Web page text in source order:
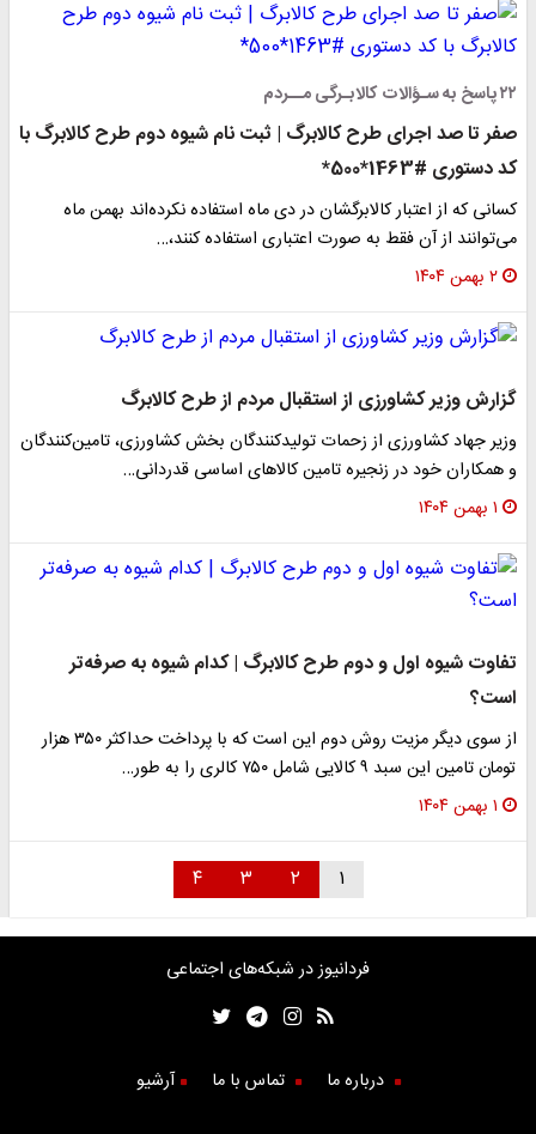
۲۲ پاسخ به سـؤالات کالابـرگی مــردم
صفر تا صد اجرای طرح کالابرگ | ثبت نام شیوه دوم طرح کالابرگ با
کد دستوری #1463*500*
کسانی که از اعتبار کالابرگشان در دی ماه استفاده نکرده‌اند بهمن ماه
می‌توانند از آن فقط به صورت اعتباری استفاده کنند،…
۲ بهمن ۱۴۰۴
گزارش وزیر کشاورزی از استقبال مردم از طرح کالابرگ
وزیر جهاد کشاورزی از زحمات تولیدکنندگان بخش کشاورزی، تامین‌کنندگان
و همکاران خود در زنجیره تامین کالاهای اساسی قدردانی…
۱ بهمن ۱۴۰۴
تفاوت شیوه اول و دوم طرح کالابرگ | کدام شیوه به صرفه‌تر
است؟
از سوی دیگر مزیت روش دوم این است که‌ با پرداخت حداکثر ۳۵۰ هزار
تومان تامین این سبد ۹ کالایی شامل ۷۵۰ کالری را به طور…
۱ بهمن ۱۴۰۴
۱ ۲ ۳ ۴
فردانیوز در شبکه‌های اجتماعی
درباره ما تماس با ما آرشیو